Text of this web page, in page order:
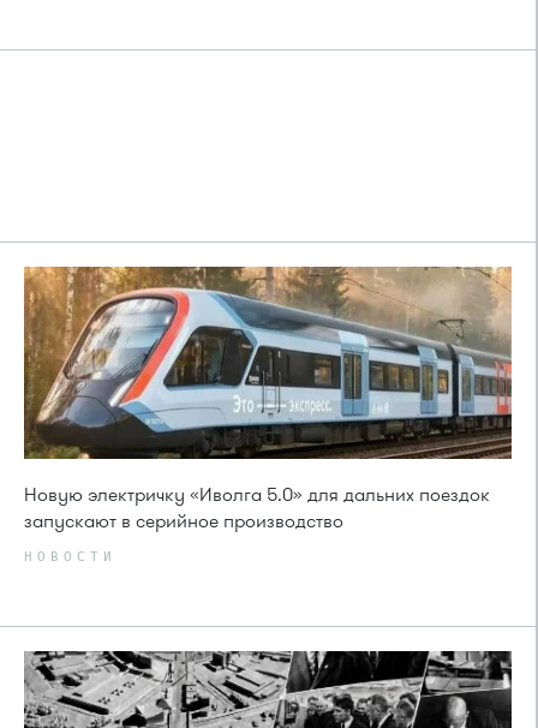
Новую электричку «Иволга 5.0» для дальних поездок
запускают в серийное производство
НОВОСТИ